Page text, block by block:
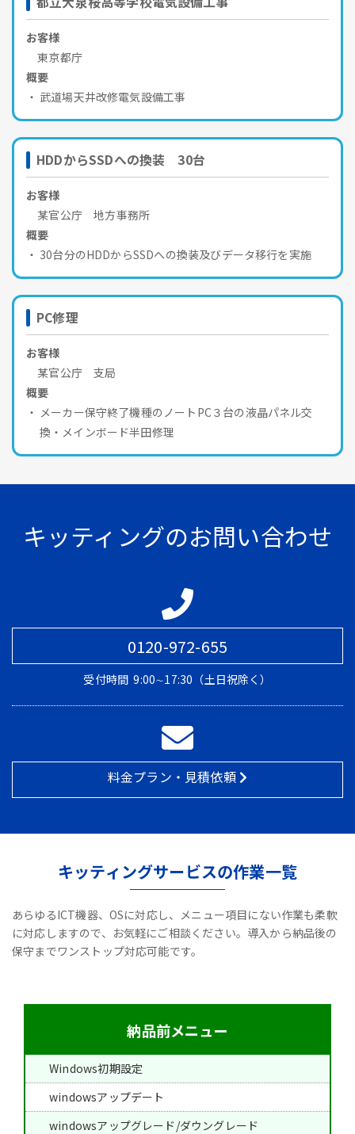
お客様
東京都庁
概要
武道場天井改修電気設備工事
HDDからSSDへの換装 30台
お客様
某官公庁 地方事務所
概要
30台分のHDDからSSDへの換装及びデータ移行を実施
PC修理
お客様
某官公庁 支局
概要
メーカー保守終了機種のノートPC３台の液晶パネル交
換・メインボード半田修理
キッティングのお問い合わせ
0120-972-655
受付時間 9:00∼17:30（土日祝除く）
料金プラン・見積依頼
キッティングサービスの作業一覧
あらゆるICT機器、OSに対応し、メニュー項目にない作業も柔軟
に対応しますので、お気軽にご相談ください。導入から納品後の
保守までワンストップ対応可能です。
納品前メニュー
Windows初期設定
windowsアップデート
windowsアップグレード/ダウングレード